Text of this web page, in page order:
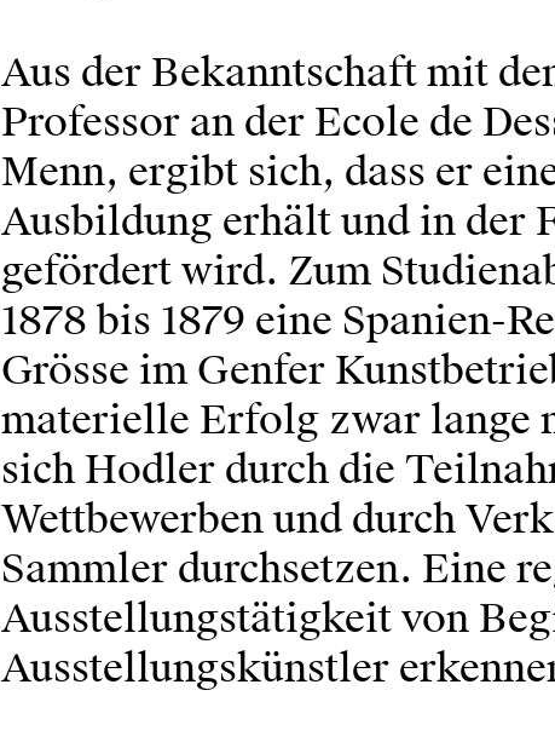
Aus der Bekanntschaft mit
Professor an der Ecole de
Menn, ergibt sich, dass er
Ausbildung erhält und in der
gefördert wird. Zum
1878 bis 1879 eine Spanien-
Grösse im Genfer
materielle Erfolg zwar lange
sich Hodler durch die
Wettbewerben und durch
Sammler durchsetzen. Eine
Ausstellungstätigkeit von
Ausstellungskünstler